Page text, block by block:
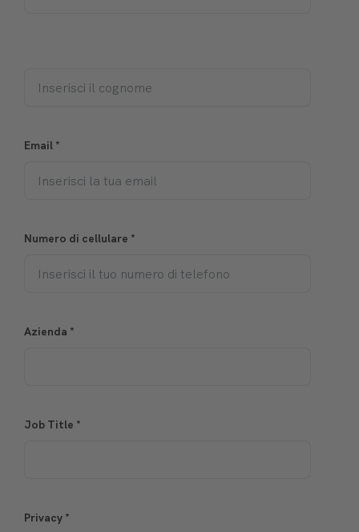
Email *
Numero di cellulare *
Azienda *
Job Title *
Privacy *